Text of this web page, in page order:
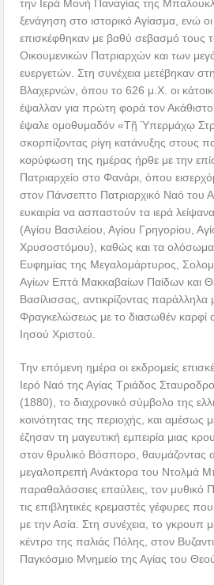
την Ιερά Μονή Παναγίας της
ξενάγηση στο ιστορικό Αγίασμα, ενώ
επισκέφθηκαν με βαθύ σεβασμό τους
Οικουμενικών Πατριαρχών και των
ευεργετών. Στη συνέχεια μετέβηκαν
Βλαχερνών, όπου το 626 μ.Χ. οι
έψαλλαν για πρώτη φορά τον
έψαλε ομοθυμαδόν «Τῇ Ὑπερμάχῳ
σκορπίζοντας ρίγη κατάνυξης στους
κορύφωση της ημέρας ήρθε με την
Πατριαρχείο στο Φανάρι, όπου
στον Πάνσεπτο Πατριαρχικό Ναό του
ευκαιρία να ασπαστούν τα ιερά
(Αγίου Βασιλείου, Αγίου Γρηγορίου,
Χρυσοστόμου), καθώς και τα ολόσωμα
Ευφημίας της Μεγαλομάρτυρος,
Αγίων Επτά Μακκαβαίων Παίδων και
Βασίλισσας, αντικρίζοντας παράλληλα
Φραγκελώσεως με το διασωθέν καρφί
Ιησού Χριστού.
Την επόμενη ημέρα οι εκδρομείς
Ιερό Ναό της Αγίας Τριάδος
(1880), το διαχρονικό σύμβολο της
κοινότητας της περιοχής, και αμέσως
έζησαν τη μαγευτική εμπειρία μιας
στον θρυλικό Βόσπορο, θαυμάζοντας
μεγαλοπρεπή Ανάκτορα του Ντολμά
παραθαλάσσιες επαύλεις, τον μυθικό
τις επιβλητικές κρεμαστές γέφυρες
με την Ασία. Στη συνέχεια, το γκρουπ
κέντρο της παλιάς Πόλης, στον
Παγκόσμιο Μνημείο της Αγίας του